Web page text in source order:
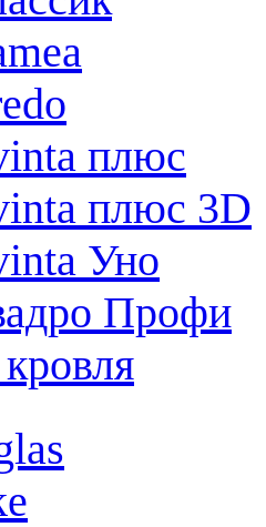
плюс
плюс 3D
Уно
Профи